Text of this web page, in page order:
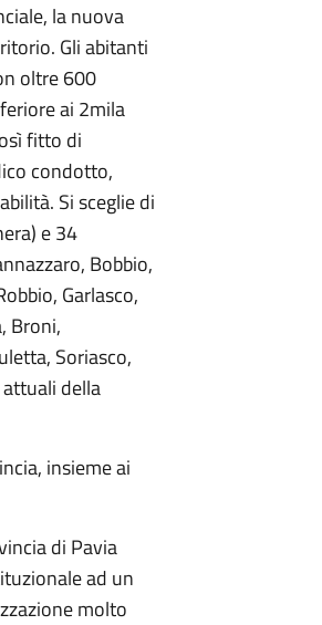
la nuova
Gli abitanti
oltre 600
ai 2mila
fitto di
condotto,
Si sceglie di
e 34
Bobbio,
Garlasco,
Broni,
Soriasco,
attuali della
insieme ai
di Pavia
ad un
molto